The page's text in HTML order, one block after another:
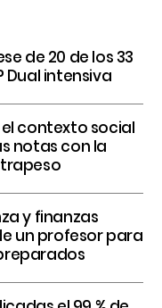
de 20 de los 33
Dual intensiva
el contexto social
notas con la
y finanzas
un profesor para